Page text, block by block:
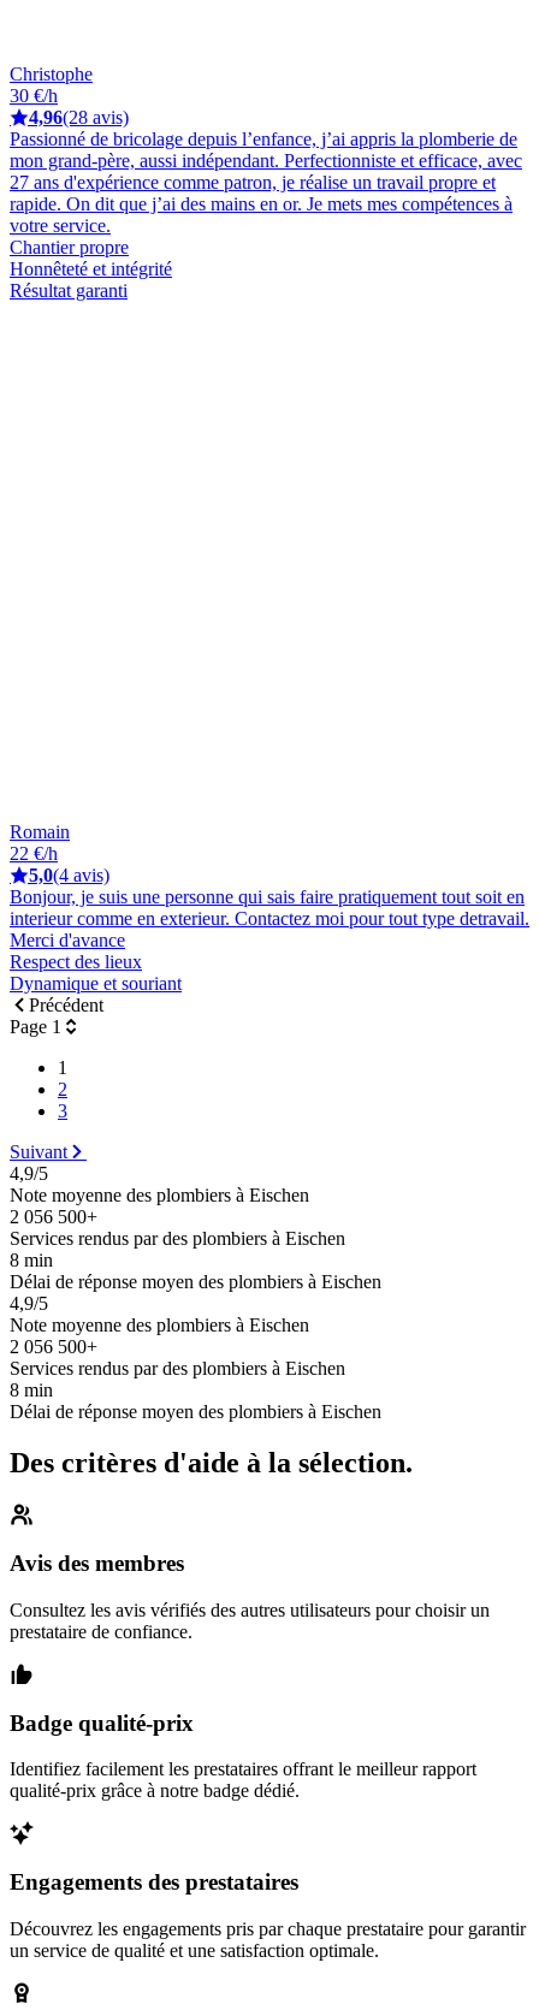
Christophe
30 €/h
4,96(28 avis)
Passionné de bricolage depuis l’enfance, j’ai appris la plomberie de
mon grand-père, aussi indépendant. Perfectionniste et efficace, avec
27 ans d'expérience comme patron, je réalise un travail propre et
rapide. On dit que j’ai des mains en or. Je mets mes compétences à
votre service.
Chantier propre
Honnêteté et intégrité
Résultat garanti
Romain
22 €/h
5,0(4 avis)
Bonjour, je suis une personne qui sais faire pratiquement tout soit en
interieur comme en exterieur. Contactez moi pour tout type detravail.
Merci d'avance
Respect des lieux
Dynamique et souriant
Précédent
Page 1
1
2
3
Suivant
4,9/5
Note moyenne des plombiers à Eischen
2 056 500+
Services rendus par des plombiers à Eischen
8 min
Délai de réponse moyen des plombiers à Eischen
4,9/5
Note moyenne des plombiers à Eischen
2 056 500+
Services rendus par des plombiers à Eischen
8 min
Délai de réponse moyen des plombiers à Eischen
Des critères d'aide à la sélection.
Avis des membres
Consultez les avis vérifiés des autres utilisateurs pour choisir un
prestataire de confiance.
Badge qualité-prix
Identifiez facilement les prestataires offrant le meilleur rapport
qualité-prix grâce à notre badge dédié.
Engagements des prestataires
Découvrez les engagements pris par chaque prestataire pour garantir
un service de qualité et une satisfaction optimale.